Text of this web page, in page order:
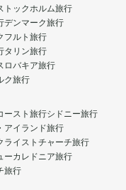
トックホルム旅行
デンマーク旅行
フルト旅行
タリン旅行
ロバキア旅行
ク旅行
ースト旅行シドニー旅行
アイランド旅行
ライストチャーチ旅行
ーカレドニア旅行
旅行